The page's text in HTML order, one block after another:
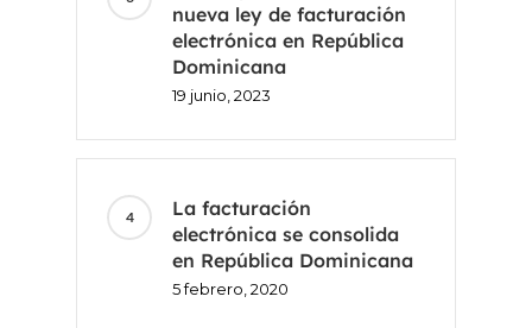
nueva ley de facturación
electrónica en República
Dominicana
19 junio, 2023
La facturación
electrónica se consolida
en República Dominicana
5 febrero, 2020